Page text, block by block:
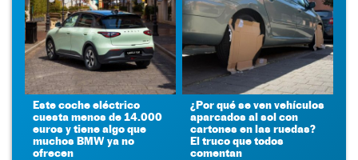
Este coche eléctrico
cuesta menos de 14.000
euros y tiene algo que
muchos BMW ya no
ofrecen
¿Por qué se ven vehículos
aparcados al sol con
cartones en las ruedas?
El truco que todos
comentan